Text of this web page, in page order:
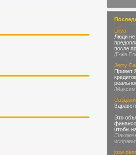
Liliya
Люди не
после
/Г-жа
Jerry
Привет
/Максим
Это
чтобы
/
jose